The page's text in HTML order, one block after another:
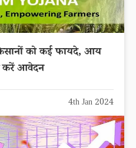
को कई फायदे, आय
करें आवेदन
4th Jan 2024